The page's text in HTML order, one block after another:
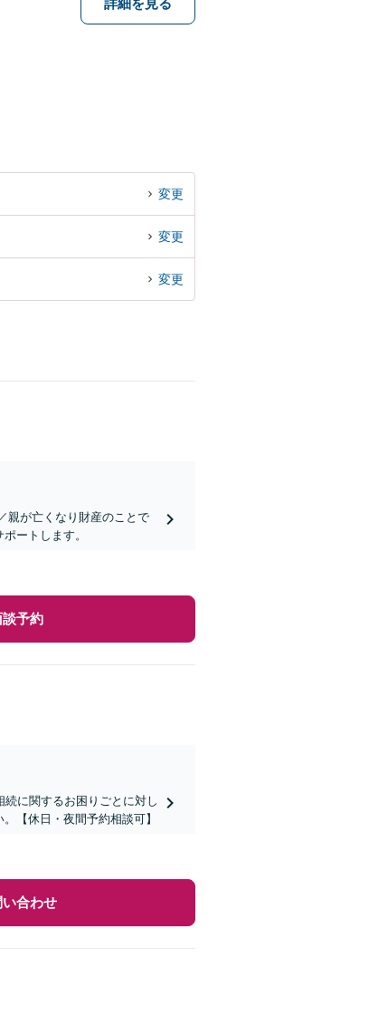
詳細を見る
変更
変更
変更
親が亡くなり財産のことで
ートします。
談予約
続に関するお困りごとに対し
【休日・夜間予約相談可】
い合わせ